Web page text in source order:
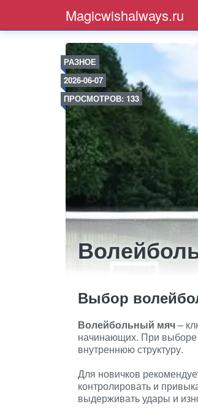
Magicwishalways.ru
РАЗНОЕ
2026-06-07
ПРОСМОТРОВ: 133
Выбор
Волейбольный мяч–
начинающих. При выборе
внутреннюю структуру.
Для новичков
контролировать и
выдерживать удары и